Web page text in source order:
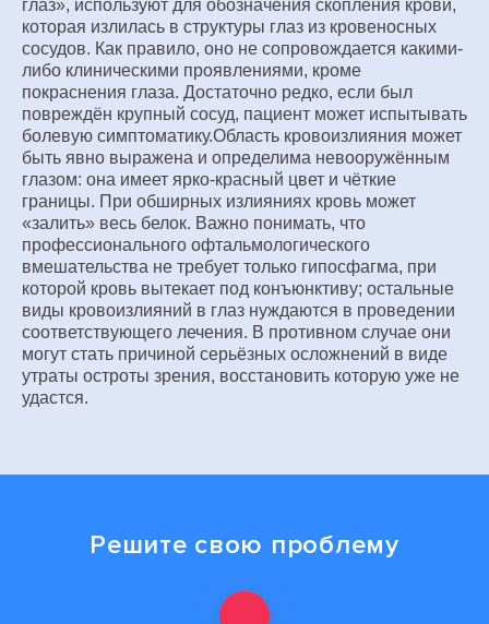
глаз», используют для обозначения скопления крови,
которая излилась в структуры глаз из кровеносных
сосудов. Как правило, оно не сопровождается какими-
либо клиническими проявлениями, кроме
покраснения глаза. Достаточно редко, если был
повреждён крупный сосуд, пациент может испытывать
болевую симптоматику.Область кровоизлияния может
быть явно выражена и определима невооружённым
глазом: она имеет ярко-красный цвет и чёткие
границы. При обширных излияниях кровь может
«залить» весь белок. Важно понимать, что
профессионального офтальмологического
вмешательства не требует только гипосфагма, при
которой кровь вытекает под конъюнктиву; остальные
виды кровоизлияний в глаз нуждаются в проведении
соответствующего лечения. В противном случае они
могут стать причиной серьёзных осложнений в виде
утраты остроты зрения, восстановить которую уже не
удастся.
Решите свою проблему